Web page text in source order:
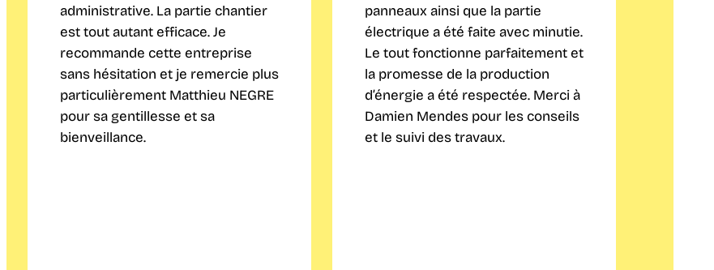
administrative. La partie chantier
est tout autant efficace. Je
recommande cette entreprise
sans hésitation et je remercie plus
particulièrement Matthieu NEGRE
pour sa gentillesse et sa
bienveillance.
panneaux ainsi que la partie
électrique a été faite avec minutie.
Le tout fonctionne parfaitement et
la promesse de la production
d’énergie a été respectée. Merci à
Damien Mendes pour les conseils
et le suivi des travaux.